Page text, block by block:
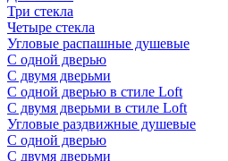
Три стекла
Четыре стекла
Угловые распашные душевые
С одной дверью
С двумя дверьми
С одной дверью в стиле Loft
С двумя дверьми в стиле Loft
Угловые раздвижные душевые
С одной дверью
С двумя дверьми